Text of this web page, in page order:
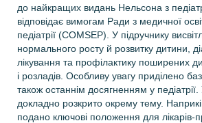
до найкращих видань Нельсона з
відповідає вимогам Ради з медичної
педіатрії (COMSEP). У підручнику
нормального росту й розвитку дитини,
лікування та профілактику поширених
і розладів. Особливу увагу приділено
також останнім досягненням у
докладно розкрито окрему тему.
подано ключові положення для лікарів-